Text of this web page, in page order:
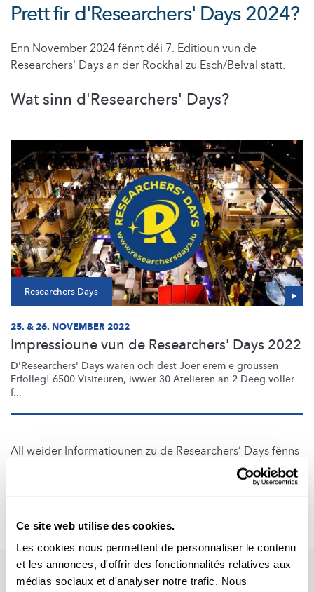
Ce site web utilise des cookies.
Les cookies nous permettent de personnaliser le contenu
et les annonces, d'offrir des fonctionnalités relatives aux
médias sociaux et d'analyser notre trafic. Nous
Prett fir d'Researchers' Days 2024?
Enn November 2024 fënnt déi 7. Editioun vun de
Researchers' Days an der Rockhal zu Esch/Belval statt.
Wat sinn d'Researchers' Days?
Researchers Days
25. & 26. NOVEMBER 2022
Impressioune vun de Researchers' Days 2022
D'Researchers' Days waren och dëst Joer erëm e groussen
Erfolleg! 6500 Visiteuren, iwwer 30 Atelieren an 2 Deeg voller
f...
All weider Informatiounen zu de Researchers’ Days fënns